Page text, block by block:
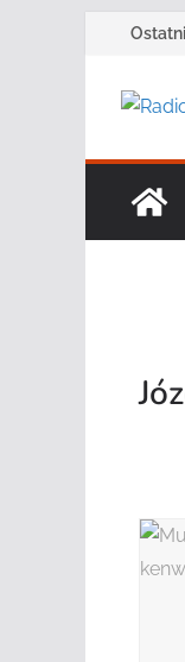
Przejdź
treści